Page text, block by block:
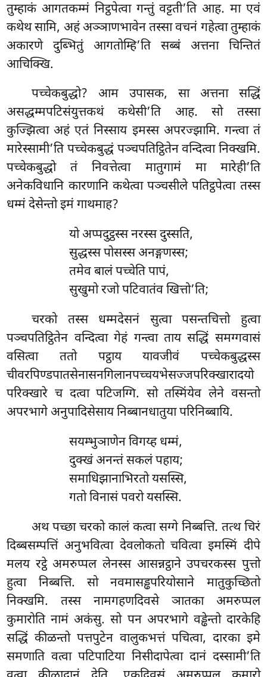
तुम्हाकं आगतकम्मं निट्ठपेत्वा गन्तुं वट्टती’ति आह. मा एवं
कथेथ सामि, अहं अञ्ञाणभावेन तस्सा वचनं गहेत्वा तुम्हाकं
अकारणे दुब्भितुं आगतोम्हि’ति सब्बं अत्तना चिन्तितं
आचिक्खि.
पच्चेकबुद्धो? आम उपासक, सा अत्तना सद्धिं
असद्धम्मपटिसंयुत्तकथं कथेसी’ति आह. सो तस्सा
कुज्झित्वा अहं एतं निस्साय इमस्स अपरज्झामि. गन्त्वा तं
मारेस्सामी’ति पच्चेकबुद्धं पञ्चपतिट्ठितेन वन्दित्वा निक्खमि.
पच्चेकबुद्धो तं निवत्तेत्वा मातुगामं मा मारेही’ति
अनेकविधानि कारणानि कथेत्वा पञ्चसीले पतिट्ठपेत्वा तस्स
धम्मं देसेन्तो इमं गाथमाह?
यो अप्पदुट्ठस्स नरस्स दुस्सति,
सुद्धस्स पोसस्स अनङ्गणस्स;
तमेव बालं पच्चेति पापं,
सुखुमो रजो पटिवातंव खित्तो’ति;
चरको तस्स धम्मदेसनं सुत्वा पसन्तचित्तो हुत्वा
पञ्चपतिट्ठितेन वन्दित्वा गेहं गन्त्वा ताय सद्धिं समग्गवासं
वसित्वा ततो पट्ठाय यावजीवं पच्चेकबुद्धस्स
चीवरपिण्डपातसेनासनगिलानपच्चयभेसज्जपरिक्खारादयो
परिक्खारे च दत्वा पटिजग्गि. सो तस्मिंयेव लेने वसन्तो
अपरभागे अनुपादिसेसाय निब्बानधातुया परिनिब्बायि.
सयम्भुञाणेनविगय्ह धम्मं,
दुक्खं अनन्तं सकलं पहाय;
समाधिझानाभिरतो यसस्सि,
गतो विनासं पवरो यसस्सि.
अथ पच्छा चरको कालं कत्वा सग्गे निब्बत्ति. तत्थ चिरं
दिब्बसम्पत्तिं अनुभवित्वा देवलोकतो चवित्वा इमस्मिं दीपे
मलय रट्ठे अमरुप्पल लेनस्स आसन्नट्ठाने उपचरकस्स पुत्तो
हुत्वा निब्बत्ति. सो नवमासड्ढपरियोसाने मातुकुच्छितो
निक्खमि. तस्स नामगहणदिवसे ञातका अमरुप्पल
कुमारोति नामं अकंसु. सो पन अपरभागे वड्ढेन्तो दारकेहि
सद्धिं कीळन्तो पत्तपुटेन वालुकभत्तं पचित्वा, दारका इमे
समणाति वत्वा पटिपाटिया निसीदापेत्वा दानं दस्सामी’ति